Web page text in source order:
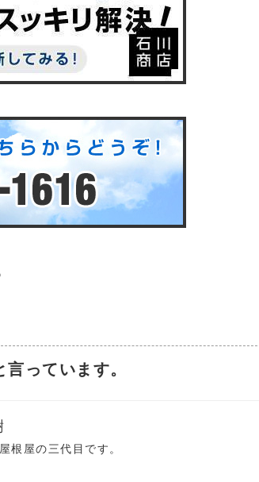
っています。
根屋の三代目です。